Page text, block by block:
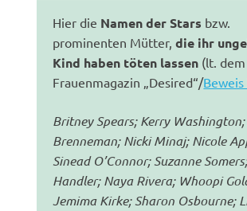
Hier die Namen der Stars bzw.
prominenten Mütter,die ihr
Kind haben töten lassen (lt. dem
Frauenmagazin „Desired“/
Britney Spears; Kerry
Brenneman; Nicki Minaj; Nicole
Sinead O’Connor; Suzanne
Handler; Naya Rivera; Whoopi
Jemima Kirke; Sharon Osbourne;